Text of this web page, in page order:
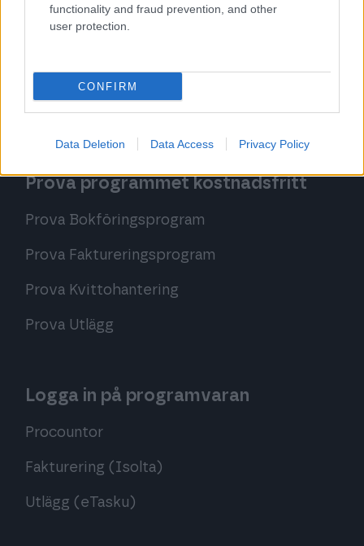
functionality and fraud prevention, and other
user protection.
CONFIRM
Data Deletion Data Access Privacy Policy
Procountor Financials
Procountor Fakturering
Procountor Utlägg
Prova programmet kostnadsfritt
Prova Bokföringsprogram
Prova Faktureringsprogram
Prova Kvittohantering
Prova Utlägg
Logga in på programvaran
Procountor
Fakturering (Isolta)
Utlägg (eTasku)